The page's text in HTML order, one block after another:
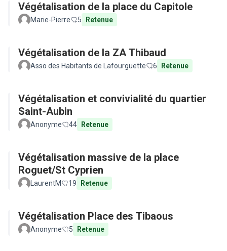
Végétalisation de la place du Capitole
Marie-Pierre 5 Retenue
Végétalisation de la ZA Thibaud
Asso des Habitants de Lafourguette 6 Retenue
Végétalisation et convivialité du quartier
Saint-Aubin
Anonyme 44 Retenue
Végétalisation massive de la place
Roguet/St Cyprien
LaurentM 19 Retenue
Végétalisation Place des Tibaous
Anonyme 5 Retenue